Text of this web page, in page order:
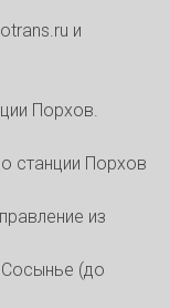
и
Порхов.
станции Порхов
из
(до